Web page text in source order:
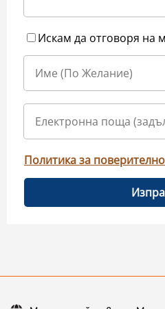
Искам да отговоря на
Политика за